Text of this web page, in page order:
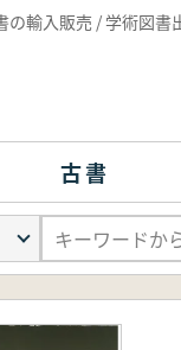
の輸入販売 / 学術図書
古書